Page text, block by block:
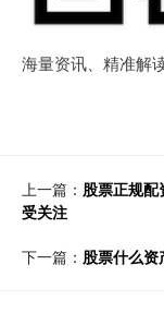
海量资讯、精准解
上一篇： 股票正规
受关注
下一篇： 股票什么